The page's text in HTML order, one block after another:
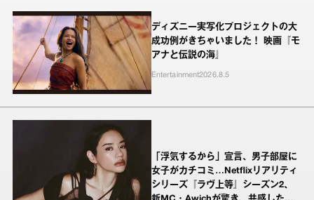
ディズニー実写化プロジェクトの大
成功例がきちゃいました！ 映画『モ
アナと伝説の海』
Entertainment2026.8.5
「浮気するから」宣言、男子部屋に
女子がカチコミ…Netflixリアリティ
シリーズ『ラヴ上等』シーズン2、